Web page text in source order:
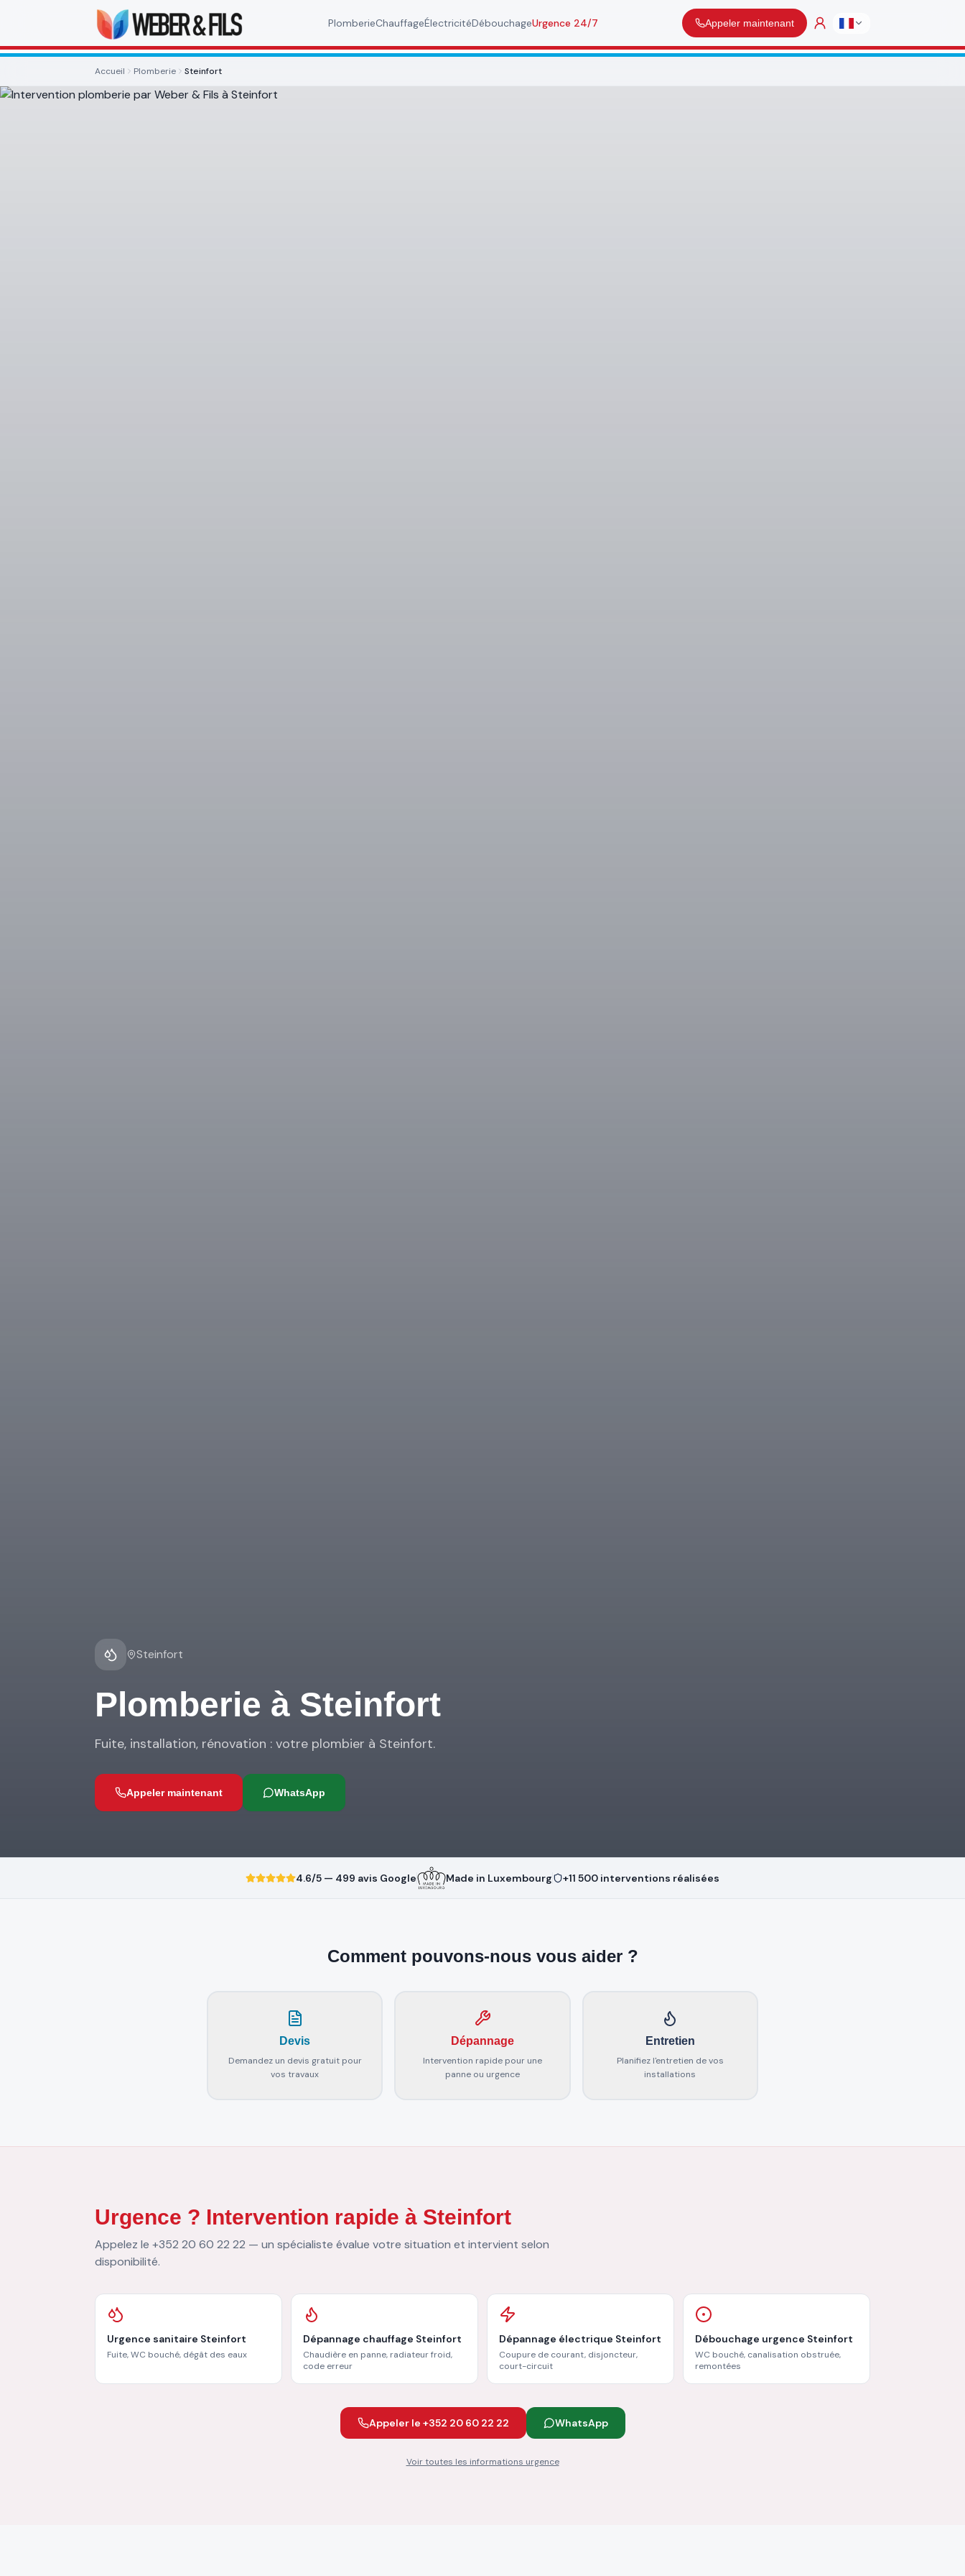
PlomberieChauffageÉlectricitéDébouchageUrgence 24/7 Appeler maintenant
Accueil Plomberie Steinfort
Steinfort
Plomberie à Steinfort
Fuite, installation, rénovation : votre plombier à Steinfort.
Appeler maintenant WhatsApp
4.6/5 — 499 avis Google Made in Luxembourg +11 500 interventions réalisées
Comment pouvons-nous vous aider ?
Devis
Demandez un devis gratuit pour
vos travaux
Dépannage
Intervention rapide pour une
panne ou urgence
Entretien
Planifiez l'entretien de vos
installations
Urgence ? Intervention rapide à Steinfort
Appelez le +352 20 60 22 22 — un spécialiste évalue votre situation et intervient selon
disponibilité.
Urgence sanitaire Steinfort
Fuite, WC bouché, dégât des eaux
Dépannage chauffage Steinfort
Chaudière en panne, radiateur froid,
code erreur
Dépannage électrique Steinfort
Coupure de courant, disjoncteur,
court-circuit
Débouchage urgence Steinfort
WC bouché, canalisation obstruée,
remontées
Appeler le +352 20 60 22 22 WhatsApp
Voir toutes les informations urgence